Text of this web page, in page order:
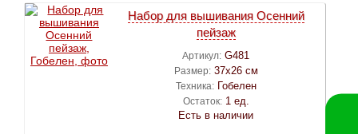
Набор для вышивания Осенний
пейзаж
Артикул: G481
Размер: 37х26 см
Техника: Гобелен
Остаток: 1 ед.
Есть в наличии